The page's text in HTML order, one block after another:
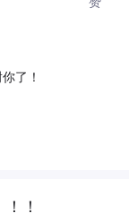
了！
！